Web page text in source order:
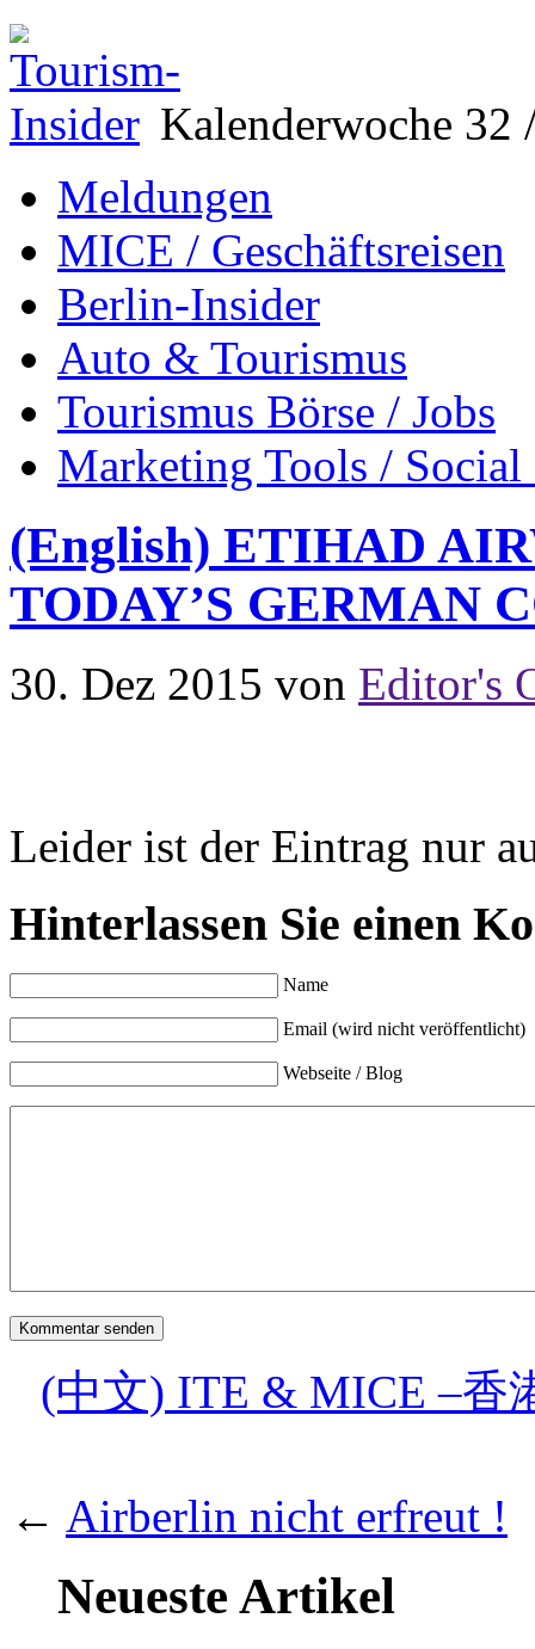
Kalenderwoche 32
Meldungen
MICE / Geschäftsreisen
Berlin-Insider
Auto & Tourismus
Tourismus Börse / Jobs
Marketing Tools /
(English) ETIHAD
TODAY’S GERMAN
30. Dez 2015 von Editor's
Leider ist der Eintrag nur
Hinterlassen Sie einen
Name
Email (wird nicht veröffentlicht)
Webseite / Blog
(中文) ITE & MICE –香
← Airberlin nicht erfreut !
Neueste Artikel